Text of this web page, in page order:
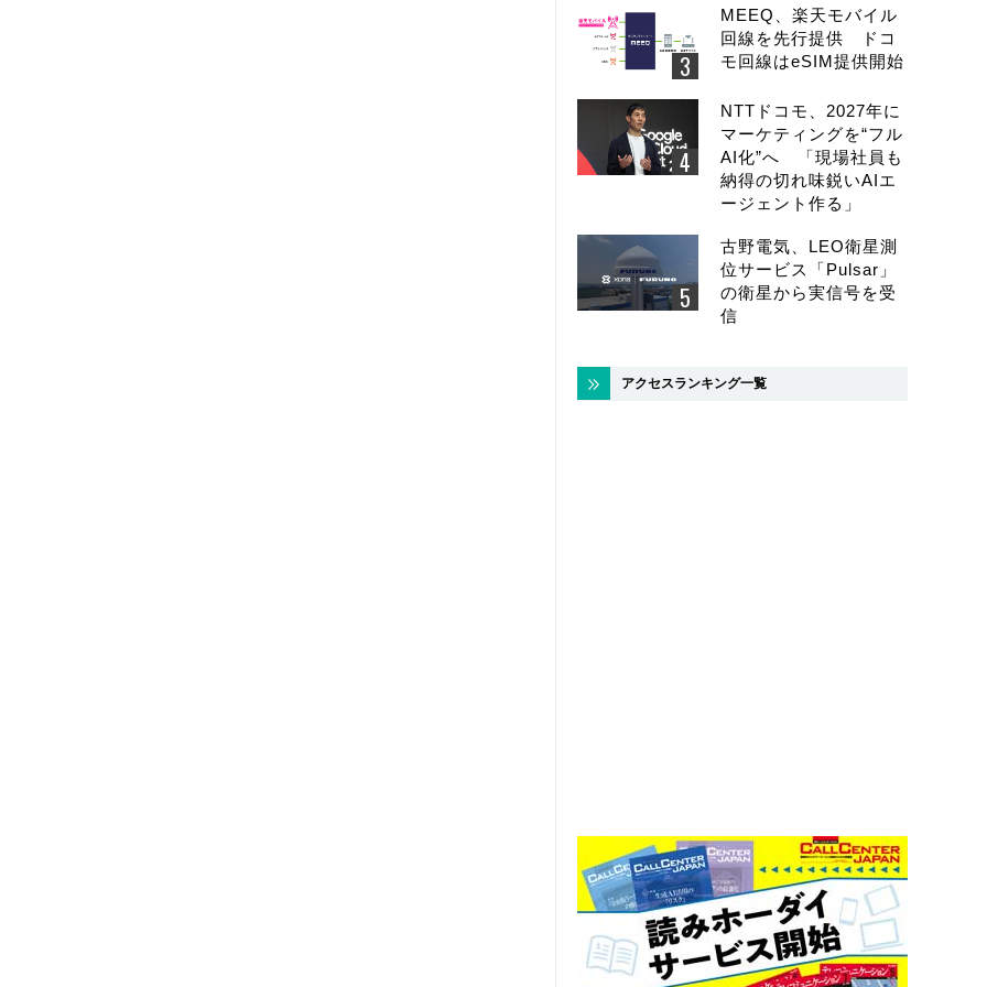
MEEQ、楽天モバイル
回線を先行提供 ドコ
モ回線はeSIM提供開始
NTTドコモ、2027年に
マーケティングを“フル
AI化”へ 「現場社員も
納得の切れ味鋭いAIエ
ージェント作る」
古野電気、LEO衛星測
位サービス「Pulsar」
の衛星から実信号を受
信
アクセスランキング一覧